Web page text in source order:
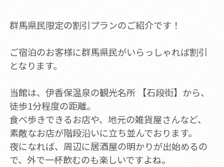
群馬県民限定の割引プランのご紹介です！
ご宿泊のお客様に群馬県民がいらっしゃれば割引
となります。
当館は、伊香保温泉の観光名所 【石段街】から、
徒歩1分程度の距離。
食べ歩きできるお店や、地元の雑貨屋さんなど、
素敵なお店が階段沿いに立ち並んでおります。
夜になれば、周辺に居酒屋の明かりが出始めるの
で、外で一杯飲むのも楽しいですよね。